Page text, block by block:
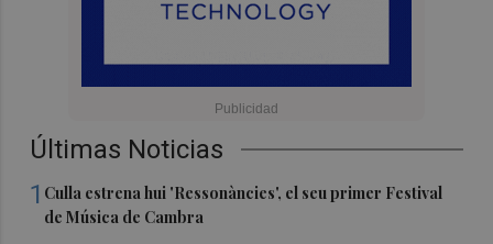
Últimas Noticias
1 Culla estrena hui 'Ressonàncies', el seu primer Festival
de Música de Cambra